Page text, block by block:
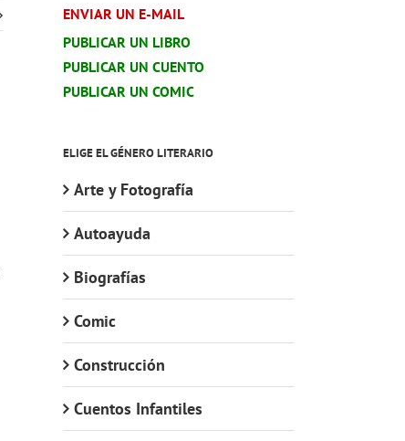
ENVIAR UN E-MAIL
PUBLICAR UN LIBRO
PUBLICAR UN CUENTO
PUBLICAR UN COMIC
ELIGE EL GÉNERO LITERARIO
Arte y Fotografía
Autoayuda
Biografías
Comic
Construcción
Cuentos Infantiles